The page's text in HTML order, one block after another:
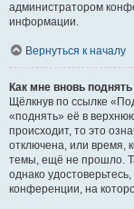
администратором
информации.
Вернуться к началу
Как мне вновь
Щёлкнув по ссылке
«поднять» её в
происходит, то это
отключена, или время,
темы, ещё не прошло.
однако
конференции, на